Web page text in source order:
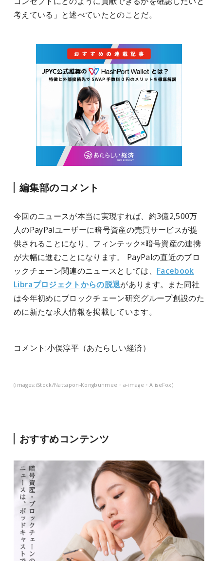
考えている」と述べていたとのことだ。
編集部のコメント
今回のニュースが本当に実現すれば、約3億2,500万
人のPayPalユーザーに暗号資産の売買サービスが提
供されることになり、フィンテック×暗号資産の連携
が大幅に進むことになります。 PayPalの直近のブロ
ックチェーン関連のニュースとしては、 Facebook
Libraプロジェクトからの脱退があります。また同社
は今年初めにブロックチェーン研究グループ創設のた
めに新たな求人情報を掲載しています。
コメント:小俣淳平（あたらしい経済）
(images:iStock/Nattapon-Kongbunmee・a-image・AliseFox)
おすすめコンテンツ